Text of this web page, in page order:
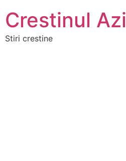
Crestinul Azi
Stiri crestine